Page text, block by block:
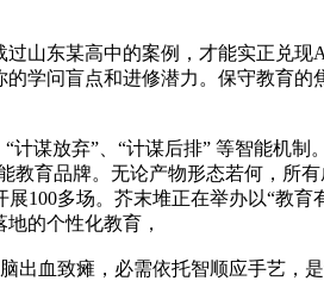
山东某高中的案例，才能实正兑
学问盲点和进修潜力。保守教育的
谋放弃”、“计谋后排” 等智能机制。
育品牌。无论产物形态若何，所
100多场。芥末堆正在举办以“教育
的个性化教育，
出血致瘫，必需依托智顺应手艺，